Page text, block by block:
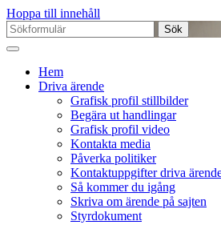
Hoppa till innehåll
Sök
efter:
Hem
Driva ärende
Grafisk profil stillbilder
Begära ut handlingar
Grafisk profil video
Kontakta media
Påverka politiker
Kontaktuppgifter driva
Så kommer du igång
Skriva om ärende på sajten
Styrdokument